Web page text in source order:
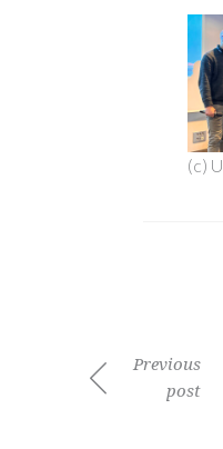
(c)
Previous
post